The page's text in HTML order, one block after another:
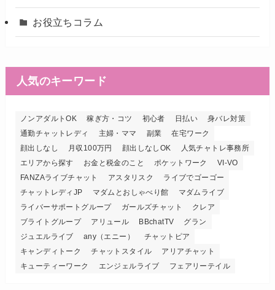
お役立ちコラム
人気のキーワード
ノンアダルトOK 稼ぎ方・コツ 初心者 日払い
身バレ対策
通勤チャットレディ
主婦・ママ 副業
在宅ワーク
顔出しなし
月収100万円 顔出しなしOK
人気チャトレ事務所
エリアから探す
お金と税金のこと ポケットワーク
VI-VO
FANZAライブチャット
アスタリスク
ライブでゴーゴー
チャットレディJP
マダムとおしゃべり館
マダムライブ
ライバーサポートグループ
ガールズチャット
クレア
ブライトグループ
アリュール BBchatTV
グラン
ジュエルライブ
any（エニー）
チャットピア
キャンディトーク
チャットスタイル
アリアチャット
キューティーワーク
エンジェルライブ フェアリーテイル